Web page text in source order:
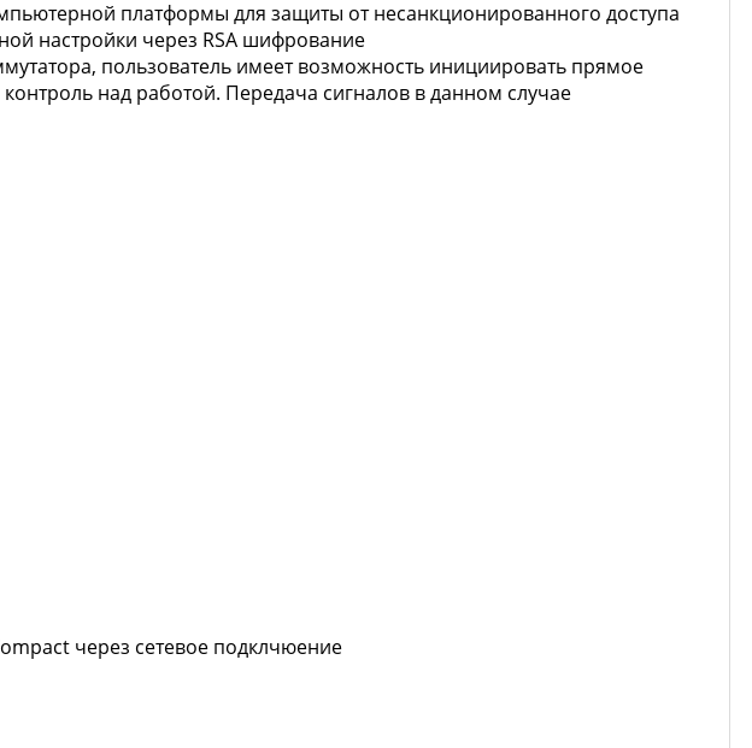
платформы для защиты от несанкционированного доступа
настройки через RSA шифрование
пользователь имеет возможность инициировать прямое
над работой. Передача сигналов в данном случае
через сетевое подклчюение